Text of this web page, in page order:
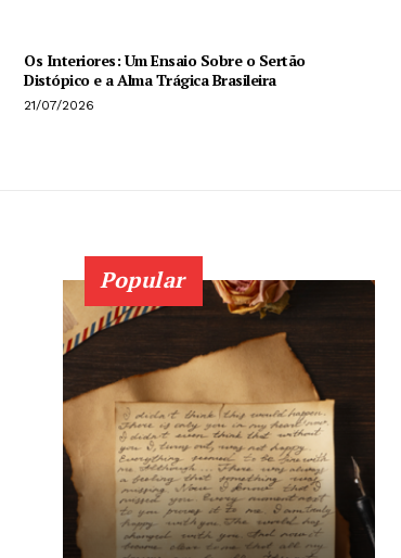
Os Interiores: Um Ensaio Sobre o Sertão
Distópico e a Alma Trágica Brasileira
21/07/2026
Popular